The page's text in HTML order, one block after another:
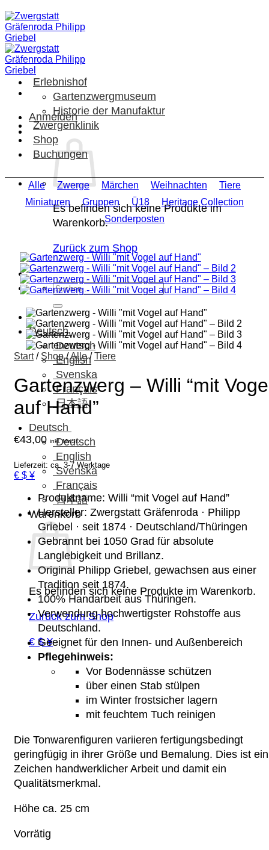
Zum
Inhalt
springen
Anmelden
Es befinden sich keine Produkte im
Warenkorb.
Zurück zum Shop
Suchen
nach:
Deutsch
Deutsch
English
Svenska
Français
日本語
Deutsch
Deutsch
English
Svenska
Français
日本語
Warenkorb
Es befinden sich keine Produkte im Warenkorb.
Zurück zum Shop
€ $ ¥
Erlebnishof
Gartenzwergmuseum
Historie der Manufaktur
Zwergenklinik
Shop
Buchungen
Alle Zwerge Märchen Weihnachten
Tiere
Miniaturen
Gruppen Ü18
Heritage Collection
Sonderposten
Start / Shop /Alle / Tiere
Gartenzwerg – Willi “mit
auf Hand”
€43,00 inkl. MwSt.
Lieferzeit: ca. 3-7 Werktage
€ $ ¥
Produktname: Willi “mit Vogel auf Hand”
Hersteller: Zwergstatt Gräfenroda · Philipp
Griebel · seit 1874 · Deutschland/Thüringen
Gebrannt bei 1050 Grad für absolute
Langlebigkeit und Brillanz.
Original Philipp Griebel, gewachsen aus einer
Tradition seit 1874.
100% Handarbeit aus Thüringen.
Verwendung hochwertigster Rohstoffe aus
Deutschland.
Geeignet für den Innen- und Außenbereich
Pflegehinweis:
Vor Bodennässe schützen
über einen Stab stülpen
im Winter frostsicher lagern
mit feuchtem Tuch reinigen
Die Tonwarenfiguren variieren fertigungsbedingt
geringfügig in ihrer Größe und Bemalung. Dies ist ein
Zeichen handwerklicher Arbeit und damit ein
Qualitätsmerkmal.
Höhe ca. 25 cm
Vorrätig